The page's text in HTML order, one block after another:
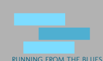
content